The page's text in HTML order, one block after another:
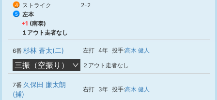
4 ストライク 2-2
5
左本
+1 (南泰)
１アウト走者なし
6番 杉林 蒼太(二) 左打 4年 投手:高木 健人
三振（空振り） ２アウト走者なし
7番 久保田 廉太朗
(捕)
右打 3年 投手:高木 健人